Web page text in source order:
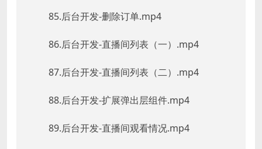
85.后台开发-删除订单.mp4
86.后台开发-直播间列表（一）.mp4
87.后台开发-直播间列表（二）.mp4
88.后台开发-扩展弹出层组件.mp4
89.后台开发-直播间观看情况.mp4